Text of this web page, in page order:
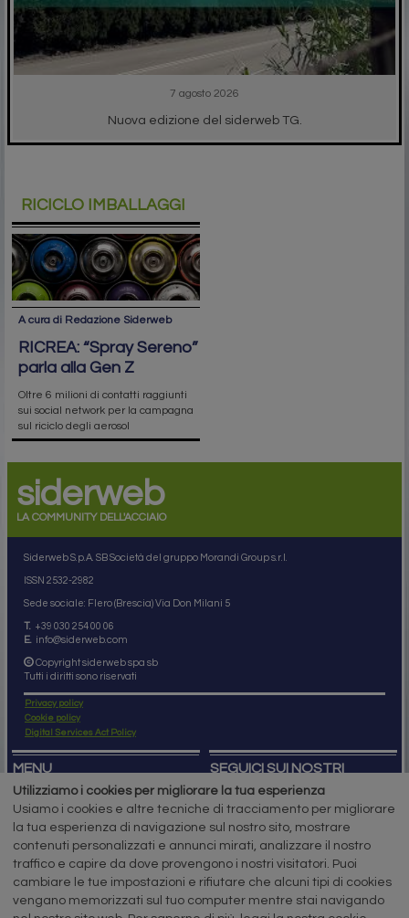
7 agosto 2026
Nuova edizione del siderweb TG.
RICICLO IMBALLAGGI
A cura di Redazione Siderweb
RICREA: “Spray Sereno”
parla alla Gen Z
Oltre 6 milioni di contatti raggiunti
sui social network per la campagna
sul riciclo degli aerosol
siderweb
LA COMMUNITY DELL'ACCIAIO
Siderweb S.p.A. SB Società del gruppo Morandi Group s.r.l.
ISSN 2532-2982
Sede sociale: Flero (Brescia) Via Don Milani 5
T. +39 030 254 00 06
E.
info@siderweb.com
Copyright siderweb spa sb
Tutti i diritti sono riservati
Privacy policy
Cookie policy
Digital Services Act Policy
MENU
NEWS
PREZZI ITALIA
MERCATI
ABBONAMENTI
MADE IN STEEL
NEWSLETTER
SEGUICI SUI NOSTRI
SOCIAL NETWORK
Utilizziamo i cookies per migliorare la tua esperienza
Usiamo i cookies e altre tecniche di tracciamento per migliorare
la tua esperienza di navigazione sul nostro sito, mostrare
contenuti personalizzati e annunci mirati, analizzare il nostro
traffico e capire da dove provengono i nostri visitatori. Puoi
cambiare le tue impostazioni e rifiutare che alcuni tipi di cookies
vengano memorizzati sul tuo computer mentre stai navigando